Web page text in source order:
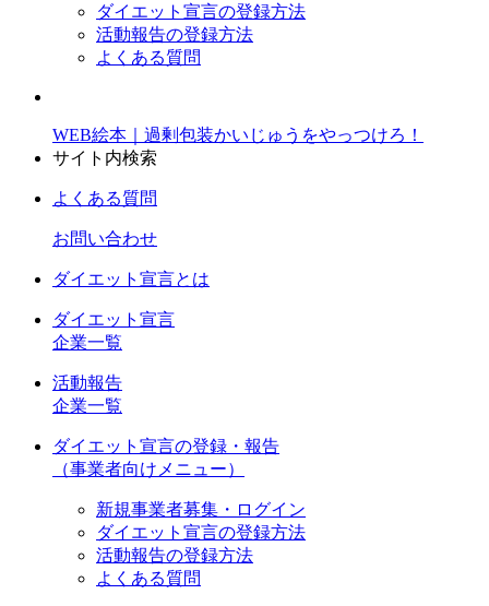
ダイエット宣言の登録方法
活動報告の登録方法
よくある質問
WEB絵本｜過剰包装かいじゅうをやっつけろ！
サイト内検索
よくある質問
お問い合わせ
ダイエット宣言とは
ダイエット宣言
企業一覧
活動報告
企業一覧
ダイエット宣言の登録・報告
（事業者向けメニュー）
新規事業者募集・ログイン
ダイエット宣言の登録方法
活動報告の登録方法
よくある質問